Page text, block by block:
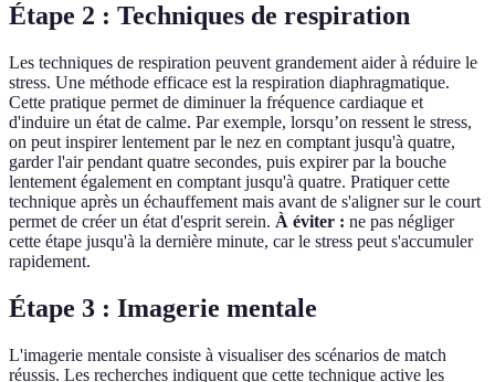
Étape 2 : Techniques de respiration
Les techniques de respiration peuvent grandement aider à réduire le
stress. Une méthode efficace est la respiration diaphragmatique.
Cette pratique permet de diminuer la fréquence cardiaque et
d'induire un état de calme. Par exemple, lorsqu’on ressent le stress,
on peut inspirer lentement par le nez en comptant jusqu'à quatre,
garder l'air pendant quatre secondes, puis expirer par la bouche
lentement également en comptant jusqu'à quatre. Pratiquer cette
technique après un échauffement mais avant de s'aligner sur le court
permet de créer un état d'esprit serein. À éviter : ne pas négliger
cette étape jusqu'à la dernière minute, car le stress peut s'accumuler
rapidement.
Étape 3 : Imagerie mentale
L'imagerie mentale consiste à visualiser des scénarios de match
réussis. Les recherches indiquent que cette technique active les